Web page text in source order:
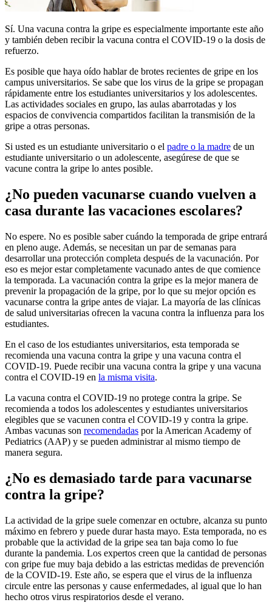
Sí. Una vacuna contra la gripe es especialmente importante este año
y también deben recibir la vacuna contra el COVID-19 o la dosis de
refuerzo.
Es posible que haya oído hablar de brotes recientes de gripe en los
campus universitarios. Se sabe que los virus de la gripe se propagan
rápidamente entre los estudiantes universitarios y los adolescentes.
Las actividades sociales en grupo, las aulas abarrotadas y los
espacios de convivencia compartidos facilitan la transmisión de la
gripe a otras personas.
Si usted es un estudiante universitario o el padre o la madre de un
estudiante universitario o un adolescente, asegúrese de que se
vacune contra la gripe lo antes posible.
¿No pueden vacunarse cuando vuelven a
casa durante las vacaciones escolares?
No espere. No es posible saber cuándo la temporada de gripe entrará
en pleno auge. Además, se necesitan un par de semanas para
desarrollar una protección completa después de la vacunación. Por
eso es mejor estar completamente vacunado antes de que comience
la temporada. La vacunación contra la gripe es la mejor manera de
prevenir la propagación de la gripe, por lo que su mejor opción es
vacunarse contra la gripe antes de viajar. La mayoría de las clínicas
de salud universitarias ofrecen la vacuna contra la influenza para los
estudiantes.
En el caso de los estudiantes universitarios, esta temporada se
recomienda una vacuna contra la gripe y una vacuna contra el
COVID-19. Puede recibir una vacuna contra la gripe y una vacuna
contra el COVID-19 en la misma visita.
La vacuna contra el COVID-19 no protege contra la gripe. Se
recomienda a todos los adolescentes y estudiantes universitarios
elegibles que se vacunen contra el COVID-19 y contra la gripe.
Ambas vacunas son recomendadas por la American Academy of
Pediatrics (AAP) y se pueden administrar al mismo tiempo de
manera segura.
¿No es demasiado tarde para vacunarse
contra la gripe?
La actividad de la gripe suele comenzar en octubre, alcanza su punto
máximo en febrero y puede durar hasta mayo. Esta temporada, no es
probable que la actividad de la gripe sea tan baja como lo fue
durante la pandemia. Los expertos creen que la cantidad de personas
con gripe fue muy baja debido a las estrictas medidas de prevención
de la COVID-19. Este año, se espera que el virus de la influenza
circule entre las personas y cause enfermedades, al igual que lo han
hecho otros virus respiratorios desde el verano.